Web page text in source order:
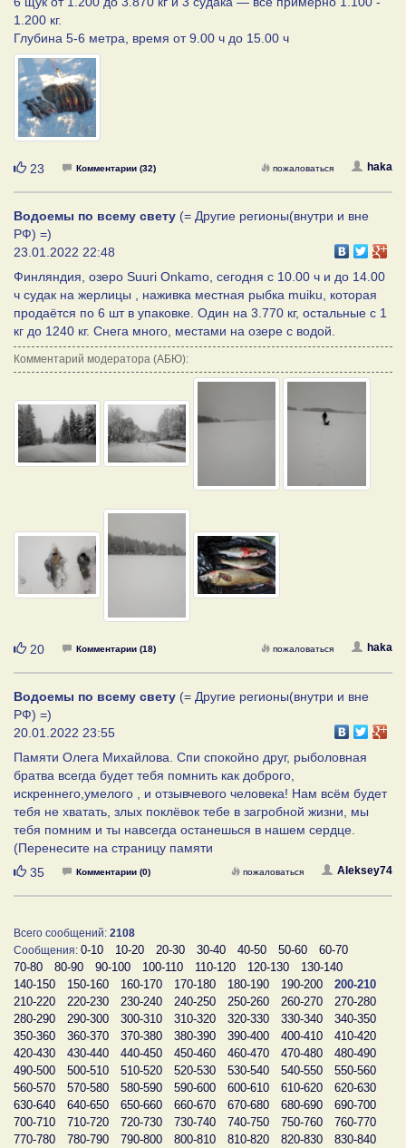
1.200 кг.
Глубина 5-6 метра, время от 9.00 ч до 15.00 ч
Нравится
23 Комментарии (32) haka
пожаловаться
Водоемы по всему свету (= Другие регионы(внутри и вне
РФ) =)
23.01.2022 22:48
Финляндия, озеро Suuri Onkamo, сегодня с 10.00 ч и до 14.00
ч судак на жерлицы , наживка местная рыбка muiku, которая
продаётся по 6 шт в упаковке. Один на 3.770 кг, остальные с 1
кг до 1240 кг. Снега много, местами на озере с водой.
Комментарий модератора (АБЮ):
Нравится
20 Комментарии (18) haka
пожаловаться
Водоемы по всему свету (= Другие регионы(внутри и вне
РФ) =)
20.01.2022 23:55
Памяти Олега Михайлова. Спи спокойно друг, рыболовная
братва всегда будет тебя помнить как доброго,
искреннего,умелого , и отзывчевого человека! Нам всём будет
тебя не хватать, злых поклёвок тебе в загробной жизни, мы
тебя помним и ты навсегда останешься в нашем сердце.
(Перенесите на страницу памяти
Нравится
35 Комментарии (0) Aleksey74
пожаловаться
Всего сообщений: 2108
Сообщения: 0-10 10-20 20-30 30-40 40-50 50-60
60-70
70-80
80-90 90-100 100-110 110-120 120-130
130-140
140-150
150-160 160-170 170-180 180-190 190-200
200-210
210-220
220-230 230-240 240-250 250-260 260-270
270-280
280-290
290-300 300-310 310-320 320-330 330-340
340-350
350-360
360-370 370-380 380-390 390-400 400-410
410-420
420-430
430-440 440-450 450-460 460-470 470-480
480-490
490-500
500-510 510-520 520-530 530-540 540-550
550-560
560-570
570-580 580-590 590-600 600-610 610-620
620-630
630-640
640-650 650-660 660-670 670-680 680-690
690-700
700-710
710-720 720-730 730-740 740-750 750-760
760-770
770-780
780-790 790-800 800-810 810-820 820-830
830-840